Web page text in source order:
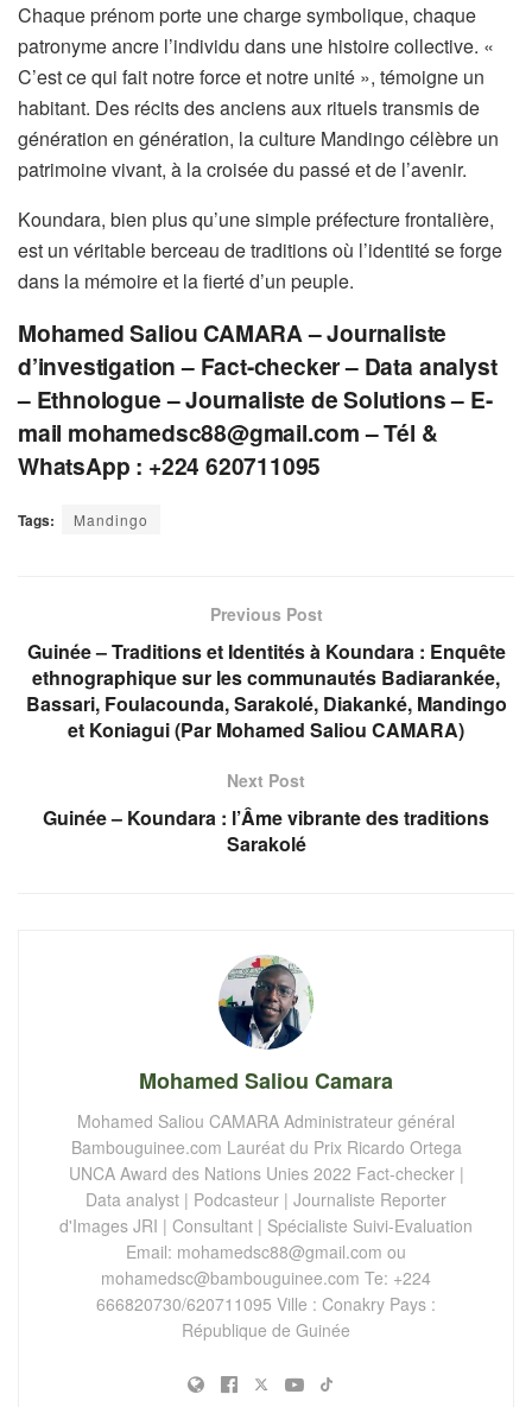
Chaque prénom porte une charge symbolique, chaque
patronyme ancre l’individu dans une histoire collective. «
C’est ce qui fait notre force et notre unité », témoigne un
habitant. Des récits des anciens aux rituels transmis de
génération en génération, la culture Mandingo célèbre un
patrimoine vivant, à la croisée du passé et de l’avenir.
Koundara, bien plus qu’une simple préfecture frontalière,
est un véritable berceau de traditions où l’identité se forge
dans la mémoire et la fierté d’un peuple.
Mohamed Saliou CAMARA – Journaliste
d’investigation – Fact-checker – Data analyst
– Ethnologue – Journaliste de Solutions – E-
mail mohamedsc88@gmail.com– Tél &
WhatsApp : +224 620711095
Tags: Mandingo
Previous Post
Guinée – Traditions et Identités à Koundara : Enquête
ethnographique sur les communautés Badiarankée,
Bassari, Foulacounda, Sarakolé, Diakanké, Mandingo
et Koniagui (Par Mohamed Saliou CAMARA)
Next Post
Guinée – Koundara : l’Âme vibrante des traditions
Sarakolé
Mohamed Saliou Camara
Mohamed Saliou CAMARA Administrateur général
Bambouguinee.com Lauréat du Prix Ricardo Ortega
UNCA Award des Nations Unies 2022 Fact-checker |
Data analyst | Podcasteur | Journaliste Reporter
d'Images JRI | Consultant | Spécialiste Suivi-Evaluation
Email: mohamedsc88@gmail.com ou
mohamedsc@bambouguinee.com Te: +224
666820730/620711095 Ville : Conakry Pays :
République de Guinée